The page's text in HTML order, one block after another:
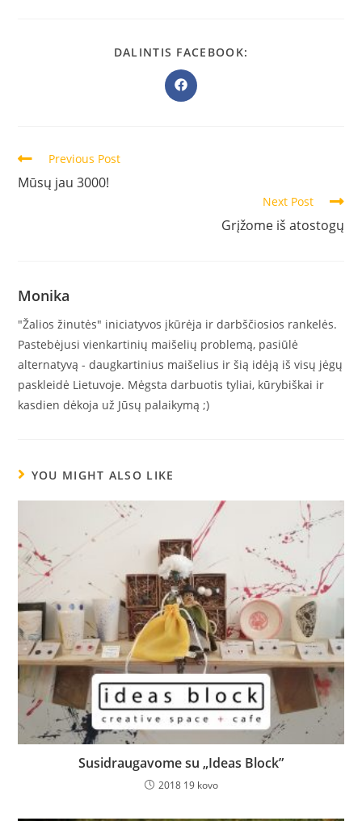
DALINTIS FACEBOOK:
Previous Post
Mūsų jau 3000!
Next Post
Grįžome iš atostogų
Monika
"Žalios žinutės" iniciatyvos įkūrėja ir darbščiosios rankelės.
Pastebėjusi vienkartinių maišelių problemą, pasiūlė
alternatyvą - daugkartinius maišelius ir šią idėją iš visų jėgų
paskleidė Lietuvoje. Mėgsta darbuotis tyliai, kūrybiškai ir
kasdien dėkoja už Jūsų palaikymą ;)
YOU MIGHT ALSO LIKE
Susidraugavome su „Ideas Block”
2018 19 kovo